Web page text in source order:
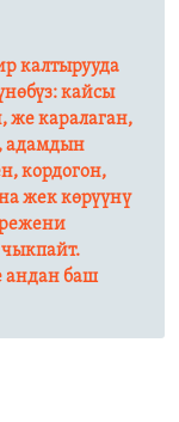
калтырууда
кайсы
же каралаган,
адамдын
кордогон,
жек көрүүнү
андан баш